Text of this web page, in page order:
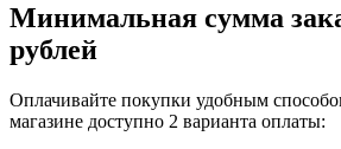
Минимальная сумма
рублей
Оплачивайте покупки удобным
магазине доступно 2 варианта оплаты: